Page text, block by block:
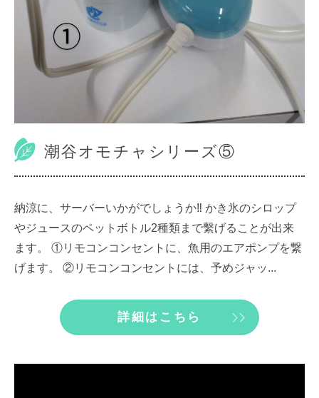
潮谷オモチャシリーズ⑤
納涼に、サーバーいかがでしょうか‼ かき氷のシロップ
やジュースのペットボトル2種類まで繫げることが出来
ます。 ①リモコンコンセントに、魚用のエアポンプを繋
げます。 ②リモコンコンセントには、予めジャッ...
詳細はこちら